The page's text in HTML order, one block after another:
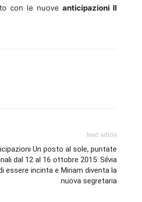
con le nuove anticipazioni Il
Next article
Un posto al sole, puntate
dal 12 al 16 ottobre 2015: Silvia
essere incinta e Miriam diventa la
nuova segretaria